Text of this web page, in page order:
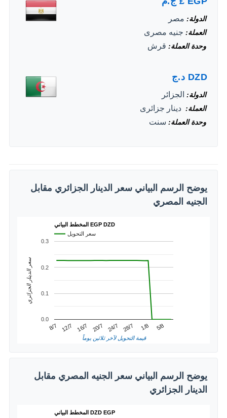
الدولة مصر
العملة جنيه مصرى
وحدة العملة قرش
DZD د.ج
الدولة الجزائر
العملة ‏ دينار جزائرى
وحدة العملة سنت
يوضح الرسم البياني سعر الدينار الجزائري مقابل
الجنيه المصري
المخطط البياني EGP DZD
سعر التحويل
8/7 12/7 16/7 20/7 24/7 28/7 1/8 5/8
0.0
0.1
0.2
0.3
قيمة التحويل لآخر ثلاثين يوماً
سعر الدينار الجزائري
يوضح الرسم البياني سعر الجنيه المصري مقابل
الدينار الجزائري
المخطط البياني DZD EGP